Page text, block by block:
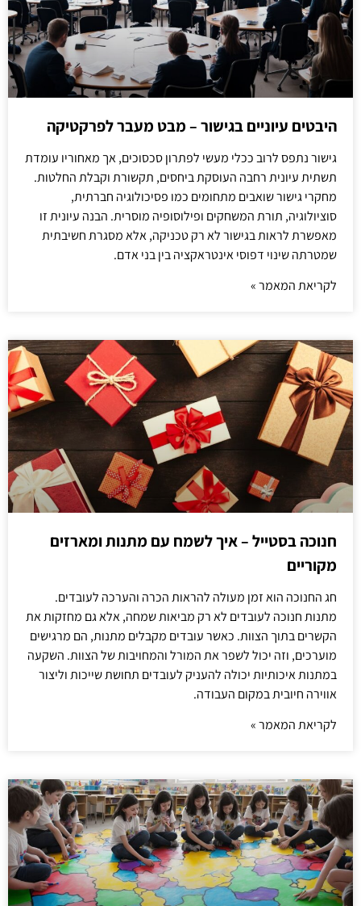
היבטים עיוניים בגישור – מבט מעבר לפרקטיקה
גישור נתפס לרוב ככלי מעשי לפתרון סכסוכים, אך מאחוריו עומדת
תשתית עיונית רחבה העוסקת ביחסים, תקשורת וקבלת החלטות.
מחקרי גישור שואבים מתחומים כמו פסיכולוגיה חברתית,
סוציולוגיה, תורת המשחקים ופילוסופיה מוסרית. הבנה עיונית זו
מאפשרת לראות בגישור לא רק טכניקה, אלא מסגרת חשיבתית
שמטרתה שינוי דפוסי אינטראקציה בין בני אדם.
לקריאת המאמר »
חנוכה בסטייל – איך לשמח עם מתנות ומארזים
מקוריים
חג החנוכה הוא זמן מעולה להראות הכרה והערכה לעובדים.
מתנות חנוכה לעובדים לא רק מביאות שמחה, אלא גם מחזקות את
הקשרים בתוך הצוות. כאשר עובדים מקבלים מתנות, הם מרגישים
מוערכים, וזה יכול לשפר את המורל והמחויבות של הצוות. השקעה
במתנות איכותיות יכולה להעניק לעובדים תחושת שייכות וליצור
אווירה חיובית במקום העבודה.
לקריאת המאמר »